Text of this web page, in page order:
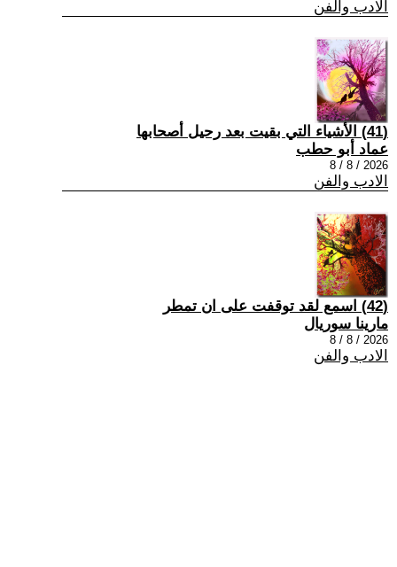
الادب والفن
(41) الأشياء التي بقيت بعد رحيل أصحابها
عماد أبو حطب
2026 / 8 / 8
الادب والفن
(42) اسمع لقد توقفت على ان تمطر
مارينا سوريال
2026 / 8 / 8
الادب والفن